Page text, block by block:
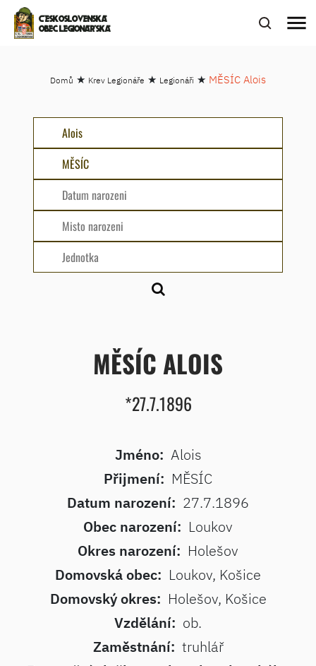
ČESKOSLOVENSKÁ
OBEC LEGIONÁŘSKÁ
menu
Domů ★ Krev Legionáře ★ Legionáři ★ MĚSÍC Alois
MĚSÍC ALOIS
*27.7.1896
Jméno: Alois
Přijmení: MĚSÍC
Datum narození: 27.7.1896
Obec narození: Loukov
Okres narození: Holešov
Domovská obec: Loukov, Košice
Domovský okres: Holešov, Košice
Vzdělání: ob.
Zaměstnání: truhlář